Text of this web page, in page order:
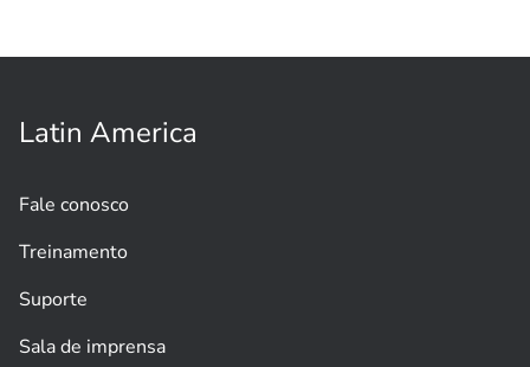
Latin America
Fale conosco
Treinamento
Suporte
Sala de imprensa